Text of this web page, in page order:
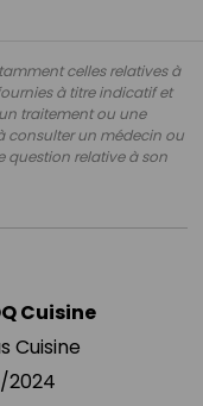
celles relatives à
à titre indicatif et
traitement ou une
consulter un médecin ou
question relative à son
Cuisine
Cuisine
2024